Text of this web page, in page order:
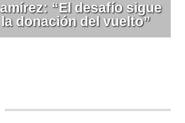
“El desafío sigue
donación del vuelto”